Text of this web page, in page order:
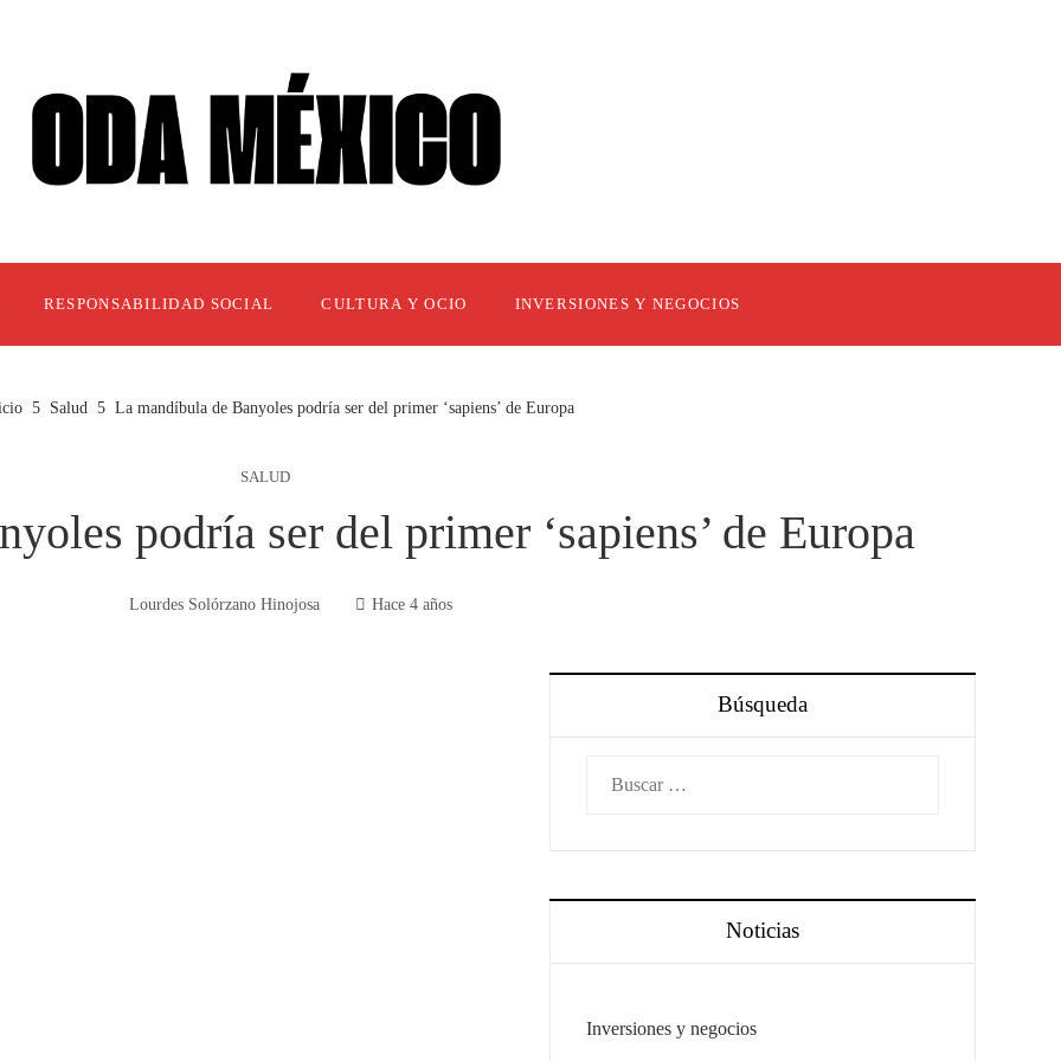
RESPONSABILIDAD SOCIAL CULTURA Y OCIO INVERSIONES Y NEGOCIOS
Salud La mandíbula de Banyoles podría ser del primer ‘sapiens’ de Europa
SALUD
podría ser del primer ‘sapiens’ de Europa
Lourdes Solórzano Hinojosa Hace 4 años
Búsqueda
Noticias
Inversiones y negocios